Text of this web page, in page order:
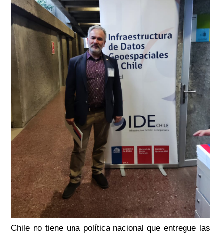
Chile no tiene una política nacional que entregue las